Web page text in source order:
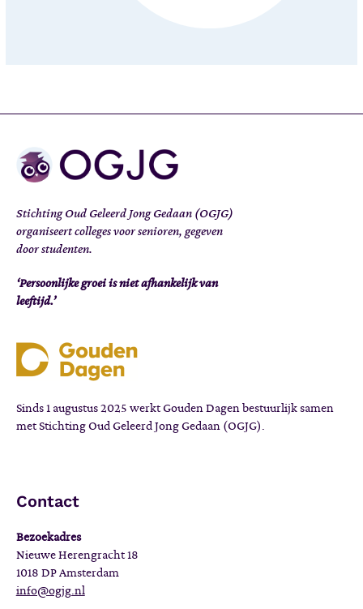
Stichting Oud Geleerd Jong Gedaan (OGJG)
organiseert colleges voor senioren, gegeven
door studenten.
‘Persoonlijke groei is niet afhankelijk van
leeftijd.’
Sinds 1 augustus 2025 werkt Gouden Dagen bestuurlijk samen
met Stichting Oud Geleerd Jong Gedaan (OGJG).
Contact
Bezoekadres
Nieuwe Herengracht 18
1018 DP Amsterdam
info@ogjg.nl